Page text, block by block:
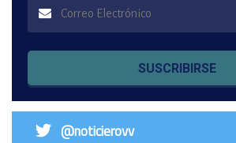
SUSCRIBIRSE
@noticierovv